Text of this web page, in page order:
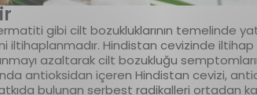
gibi cilt bozukluklarının temelinde
iltihaplanmadır. Hindistan cevizinde iltihap
azaltarak cilt bozukluğu
antioksidan içeren Hindistan cevizi,
bulunan serbest radikalleri ortadan